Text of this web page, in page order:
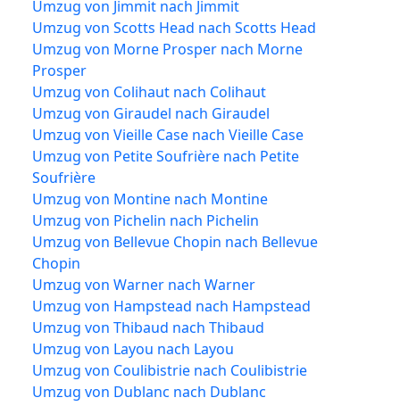
Umzug von Jimmit nach Jimmit
Umzug von Scotts Head nach Scotts Head
Umzug von Morne Prosper nach Morne
Prosper
Umzug von Colihaut nach Colihaut
Umzug von Giraudel nach Giraudel
Umzug von Vieille Case nach Vieille Case
Umzug von Petite Soufrière nach Petite
Soufrière
Umzug von Montine nach Montine
Umzug von Pichelin nach Pichelin
Umzug von Bellevue Chopin nach Bellevue
Chopin
Umzug von Warner nach Warner
Umzug von Hampstead nach Hampstead
Umzug von Thibaud nach Thibaud
Umzug von Layou nach Layou
Umzug von Coulibistrie nach Coulibistrie
Umzug von Dublanc nach Dublanc